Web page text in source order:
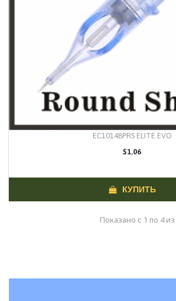
EC1014BPRS ELITE EVO
$1.06
КУПИТЬ
Показано с 1 по 4